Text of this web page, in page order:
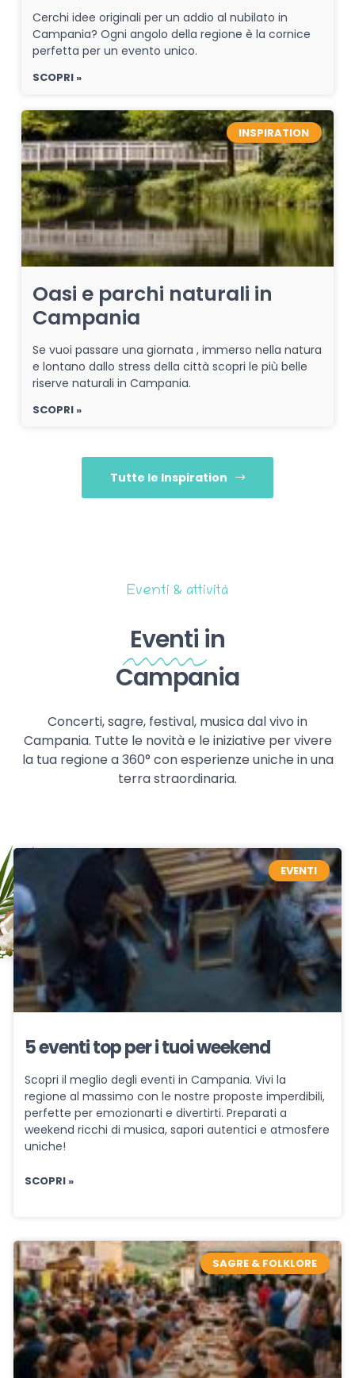
Cerchi idee originali per un addio al nubilato in
Campania? Ogni angolo della regione è la cornice
perfetta per un evento unico.
SCOPRI »
INSPIRATION
Oasi e parchi naturali in
Campania
Se vuoi passare una giornata , immerso nella natura
e lontano dallo stress della città scopri le più belle
riserve naturali in Campania.
SCOPRI »
Tutte le Inspiration
Eventi & attività
Eventi in
Campania
Concerti, sagre, festival, musica dal vivo in
Campania. Tutte le novità e le iniziative per vivere
la tua regione a 360° con esperienze uniche in una
terra straordinaria.
EVENTI
5 eventi top per i tuoi weekend
Scopri il meglio degli eventi in Campania. Vivi la
regione al massimo con le nostre proposte imperdibili,
perfette per emozionarti e divertirti. Preparati a
weekend ricchi di musica, sapori autentici e atmosfere
uniche!
SCOPRI »
SAGRE & FOLKLORE